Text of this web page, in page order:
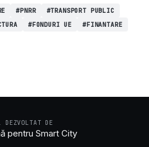
#PNRR
#TRANSPORT PUBLIC
#FONDURI UE #FINANTARE
DE
pentru Smart City